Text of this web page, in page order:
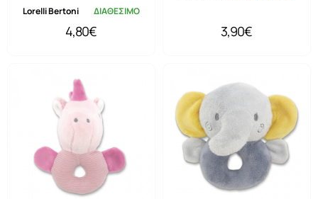
Lorelli Bertoni ΔΙΑΘΕΣΙΜΟ
4,80€ 3,90€